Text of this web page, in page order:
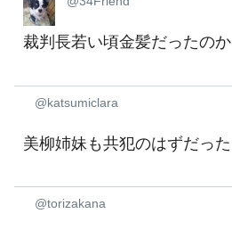
裁判長若い頃金髪だったのか
@katsumiclara
美柳姉妹も共犯のはずだった
@torizakana